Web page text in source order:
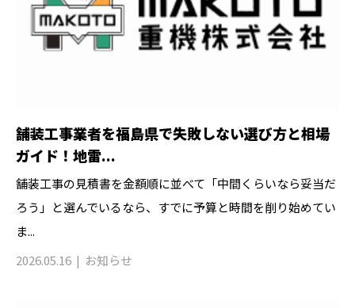
舗装工事業者を福島県で失敗しない選び方と相場
ガイド！地雷...
舗装工事の見積書を金額順に並べて「中間くらいなら妥当だ
ろう」と選んでいるなら、すでに予算と時間を削り始めてい
ま...
2026.05.16
お知らせ